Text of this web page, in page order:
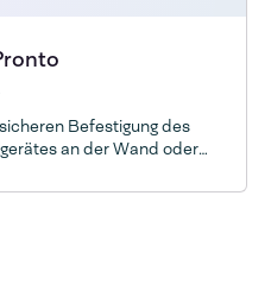
Befestigung des
an der Wand oder